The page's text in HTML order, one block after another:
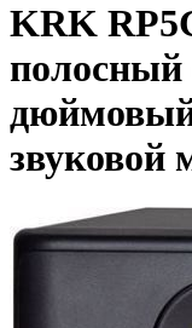
KRK
звуковой